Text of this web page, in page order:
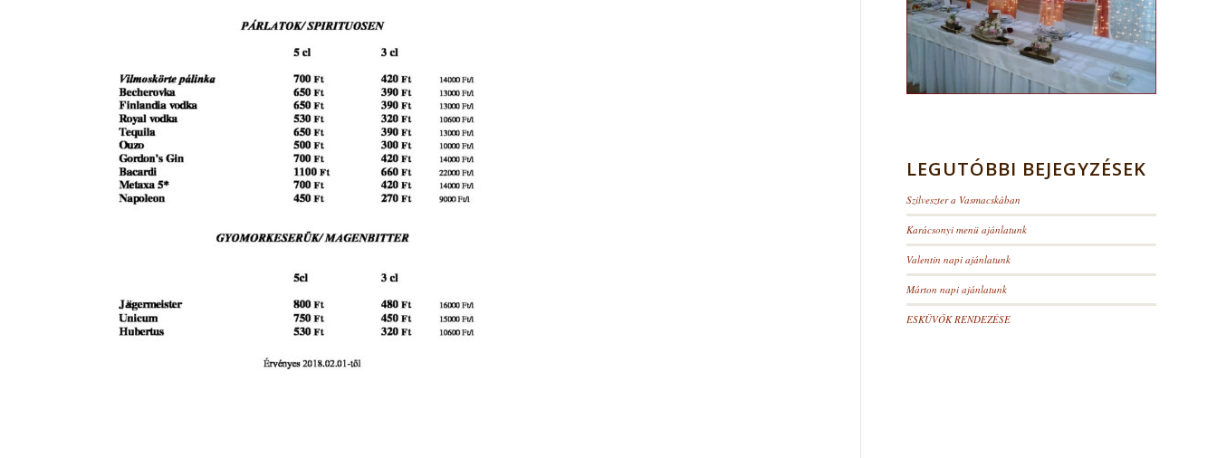
LEGUTÓBBI BEJEGYZÉSEK
Szilveszter a Vasmacskában
Karácsonyi menü ajánlatunk
Valentin napi ajánlatunk
Márton napi ajánlatunk
ESKÜVŐK RENDEZÉSE